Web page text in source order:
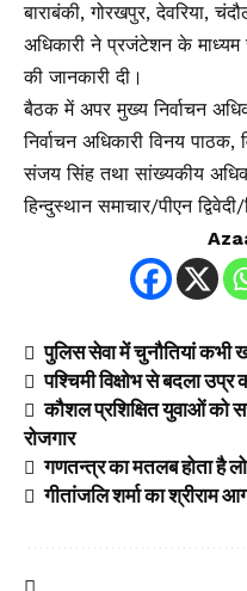
बाराबंकी, गोरखपुर, देवरिया,
अधिकारी ने प्रजंटेशन के माध्यम
की जानकारी दी।
बैठक में अपर मुख्य निर्वाचन
निर्वाचन अधिकारी विनय
संजय सिंह तथा सांख्यकीय
हिन्दुस्थान समाचार/पीएन
पुलिस सेवा में चुनौतियां कभी
पश्चिमी विक्षोभ से बदला उप्र
कौशल प्रशिक्षित युवाओं को
रोजगार
गणतन्त्र का मतलब होता है
गीतांजलि शर्मा का श्रीराम